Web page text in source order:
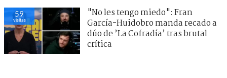
59
visitas
"No les tengo miedo": Fran
García-Huidobro manda recado a
dúo de ’La Cofradía’ tras brutal
crítica